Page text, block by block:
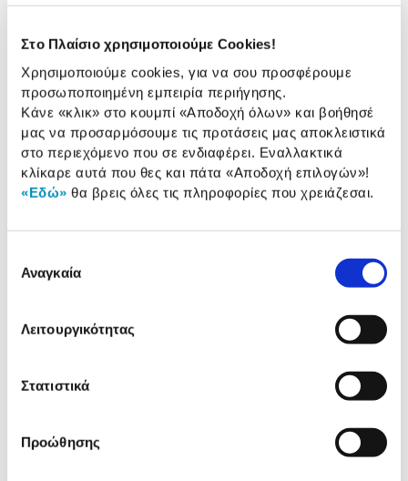
Στο Πλαίσιο χρησιμοποιούμε Cookies!
Χρησιμοποιούμε cookies, για να σου προσφέρουμε
προσωποποιημένη εμπειρία περιήγησης.
Κάνε «κλικ» στο κουμπί «Αποδοχή όλων» και βοήθησέ
μας να προσαρμόσουμε τις προτάσεις μας αποκλειστικά
στο περιεχόμενο που σε ενδιαφέρει. Εναλλακτικά
κλίκαρε αυτά που θες και πάτα «Αποδοχή επιλογών»!
«Εδώ» θα βρεις όλες τις πληροφορίες που χρειάζεσαι.
συγκατάθεσης
Αναγκαία
Λειτουργικότητας
Στατιστικά
Προώθησης
1.199,00 €
Συνδύασέτο με
Turbo-X Καλώδιο HDMI 2.1 HQ
Male - Male 1 m
Turbo-X Advanced Eπιτοίχια Βάση